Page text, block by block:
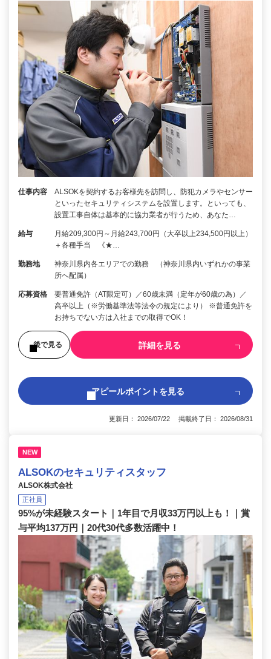
仕事内容
ALSOKを契約するお客様先を訪問し、防犯カメラやセンサー
といったセキュリティシステムを設置します。といっても、
設置工事自体は基本的に協力業者が行うため、あなた…
給与
月給209,300円～月給243,700円（大卒以上234,500円以上）
＋各種手当 《★…
勤務地
神奈川県内各エリアでの勤務 （神奈川県内いずれかの事業
所へ配属）
応募資格
要普通免許（AT限定可）／60歳未満（定年が60歳の為）／
高卒以上（※労働基準法等法令の規定により） ※普通免許を
お持ちでない方は入社までの取得でOK！
後で見る 詳細を見る
アピールポイントを見る
更新日： 2026/07/22 掲載終了日： 2026/08/31
NEW
ALSOKのセキュリティスタッフ
ALSOK株式会社
正社員
95%が未経験スタート｜1年目で月収33万円以上も！｜賞
与平均137万円｜20代30代多数活躍中！